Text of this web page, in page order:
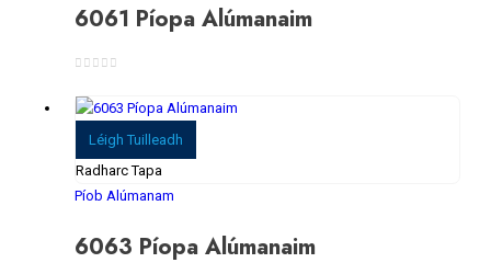
6061 Píopa Alúmanaim
Léigh Tuilleadh
Radharc Tapa
Píob Alúmanam
6063 Píopa Alúmanaim